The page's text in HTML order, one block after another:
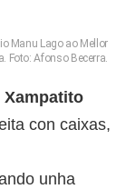
Manu Lago ao Mellor
Foto: Afonso Becerra.
Xampatito
con caixas,
unha